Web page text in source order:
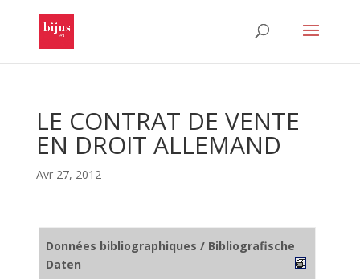
LE CONTRAT DE VENTE
EN DROIT ALLEMAND
Avr 27, 2012
Données bibliographiques / Bibliografische
Daten